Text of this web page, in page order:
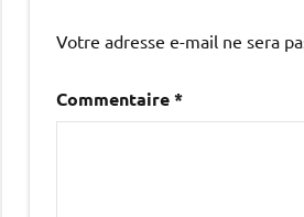
Votre adresse e-mail ne sera
Commentaire*